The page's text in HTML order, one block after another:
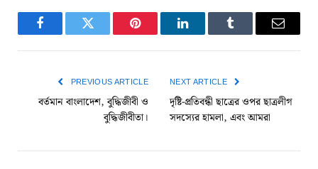
FacebookTwitter Pinterest LinkedInTumblr Email
PREVIOUS ARTICLE
বর্তমান বাংলাদেশ, বুদ্ধিজীবী ও
বুদ্ধিজীবীতা।
NEXT ARTICLE
দৃষ্টি-প্রতিবন্ধী ছাত্রের ওপর ছাত্রলীগ
সদস্যের হামলা, এবং আমরা